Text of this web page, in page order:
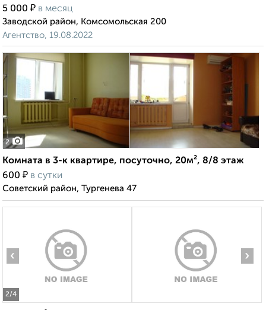
5 000 ₽ в месяц
Заводской район, Комсомольская 200
Агентство, 19.08.2022
2
Комната в 3-к квартире, посуточно, 20м², 8/8 этаж
600 ₽ в сутки
Советский район, Тургенева 47
2/4
‹ ›